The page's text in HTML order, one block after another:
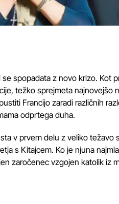
spopadata z novo krizo. Kot
težko sprejmeta najnovejšo
Francijo zaradi različnih
odprtega duha.
v prvem delu z veliko težavo
s Kitajcem. Ko je njuna
zaročenec vzgojen katolik iz